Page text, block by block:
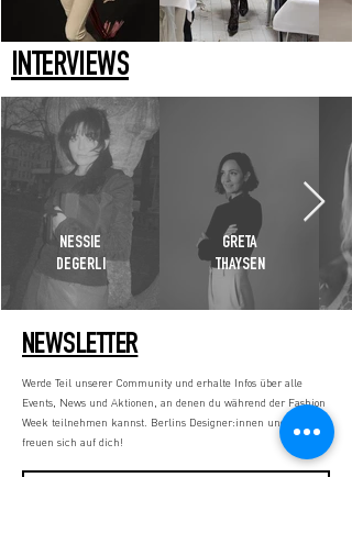
INTERVIEWS
NESSIE
DEGERLI
GRETA
THAYSEN
NEWSLETTER
Werde Teil unserer Community und erhalte Infos über alle
Events, News und Aktionen, an denen du während der Fashion
Week teilnehmen kannst. Berlins Designer:innen und Stores
freuen sich auf dich!